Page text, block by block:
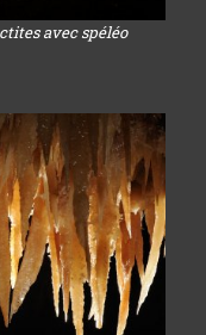
avec spéléo